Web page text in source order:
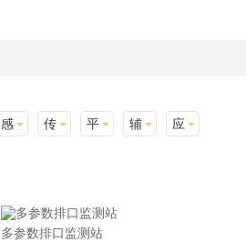
感知层 传输层 平台层 辅助产品与材料 应用终端
多参数排口监测站